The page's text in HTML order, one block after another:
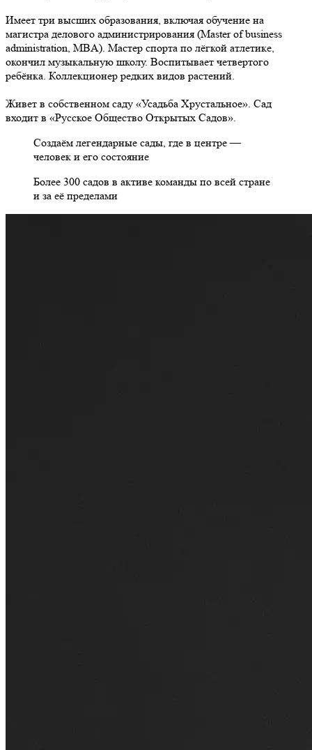
Имеет три высших образования, включая обучение на
магистра делового администрирования (Master of business
administration, MBA). Мастер спорта по лёгкой атлетике,
окончил музыкальную школу. Воспитывает четвертого
ребёнка. Коллекционер редких видов растений.
Живет в собственном саду «Усадьба Хрустальное». Сад
входит в «Русское Общество Открытых Садов».
Создаём легендарные сады, где в центре —
человек и его состояние
Более 300 садов в активе команды по всей стране
и за её пределами